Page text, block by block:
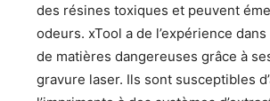
des résines toxiques et peuvent
odeurs. xTool a de l’expérience
de matières dangereuses grâce à
gravure laser. Ils sont susceptibles